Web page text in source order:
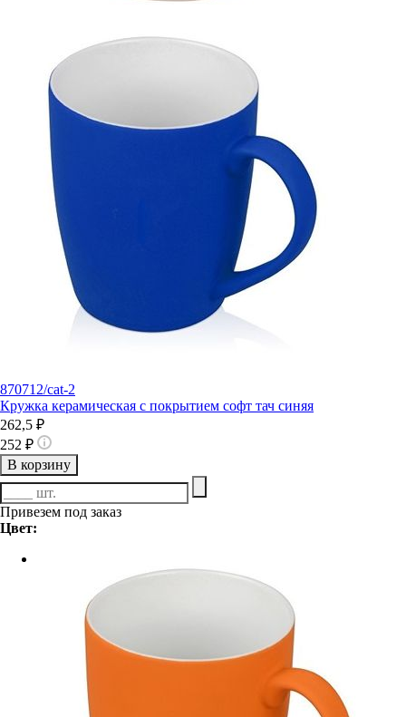
870712/cat-2
Кружка керамическая с покрытием софт тач синяя
262,5 ₽
252 ₽
В корзину
Привезем под заказ
Цвет: